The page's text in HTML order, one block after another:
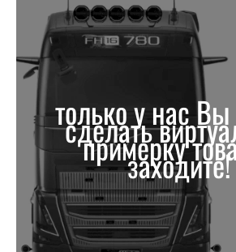
только у нас
сделать
примерку
заходите!